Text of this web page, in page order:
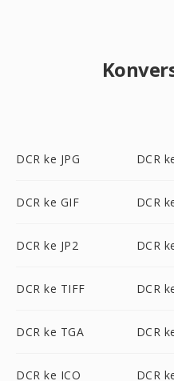
DCR ke JPG DCR
DCR ke GIF DCR
DCR ke JP2 DCR
DCR ke TIFF DCR
DCR ke TGA DCR
DCR ke ICO DCR